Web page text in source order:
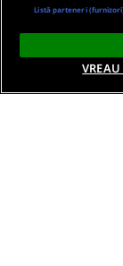
Listă parteneri